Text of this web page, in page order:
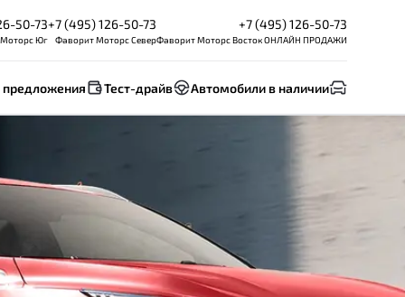
50-73
Юг
+7 (495) 126-50-73
Фаворит Моторс Север
+7 (495) 126-50-73
Фаворит Моторс Восток ОНЛАЙН ПРОДАЖИ
Тест-драйв Автомобили в наличии